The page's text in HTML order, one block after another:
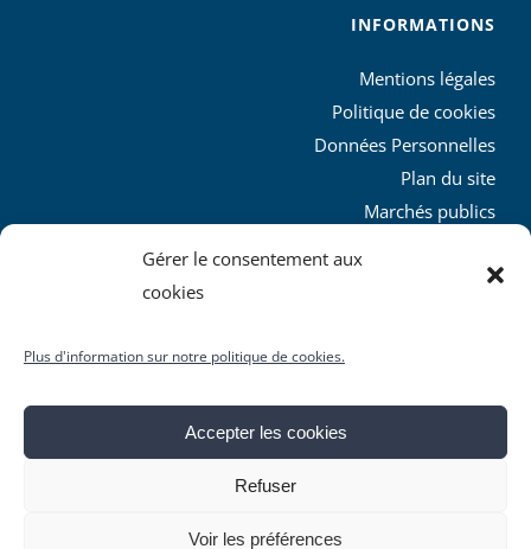
Gérer le consentement aux
cookies
Plus d'information sur notre politique de cookies.
Accepter les cookies
Refuser
Voir les préférences
INFORMATIONS
Mentions légales
Politique de cookies
Données Personnelles
Plan du site
Marchés publics
L’agglo recrute
réservés
Facebook
X YouTubeInstagram